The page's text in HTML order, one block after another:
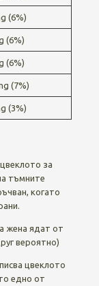
(6%)
(6%)
(6%)
(7%)
(3%)
за
тъмните
когато
жена ядат от
вероятно)
цвеклото
едно от